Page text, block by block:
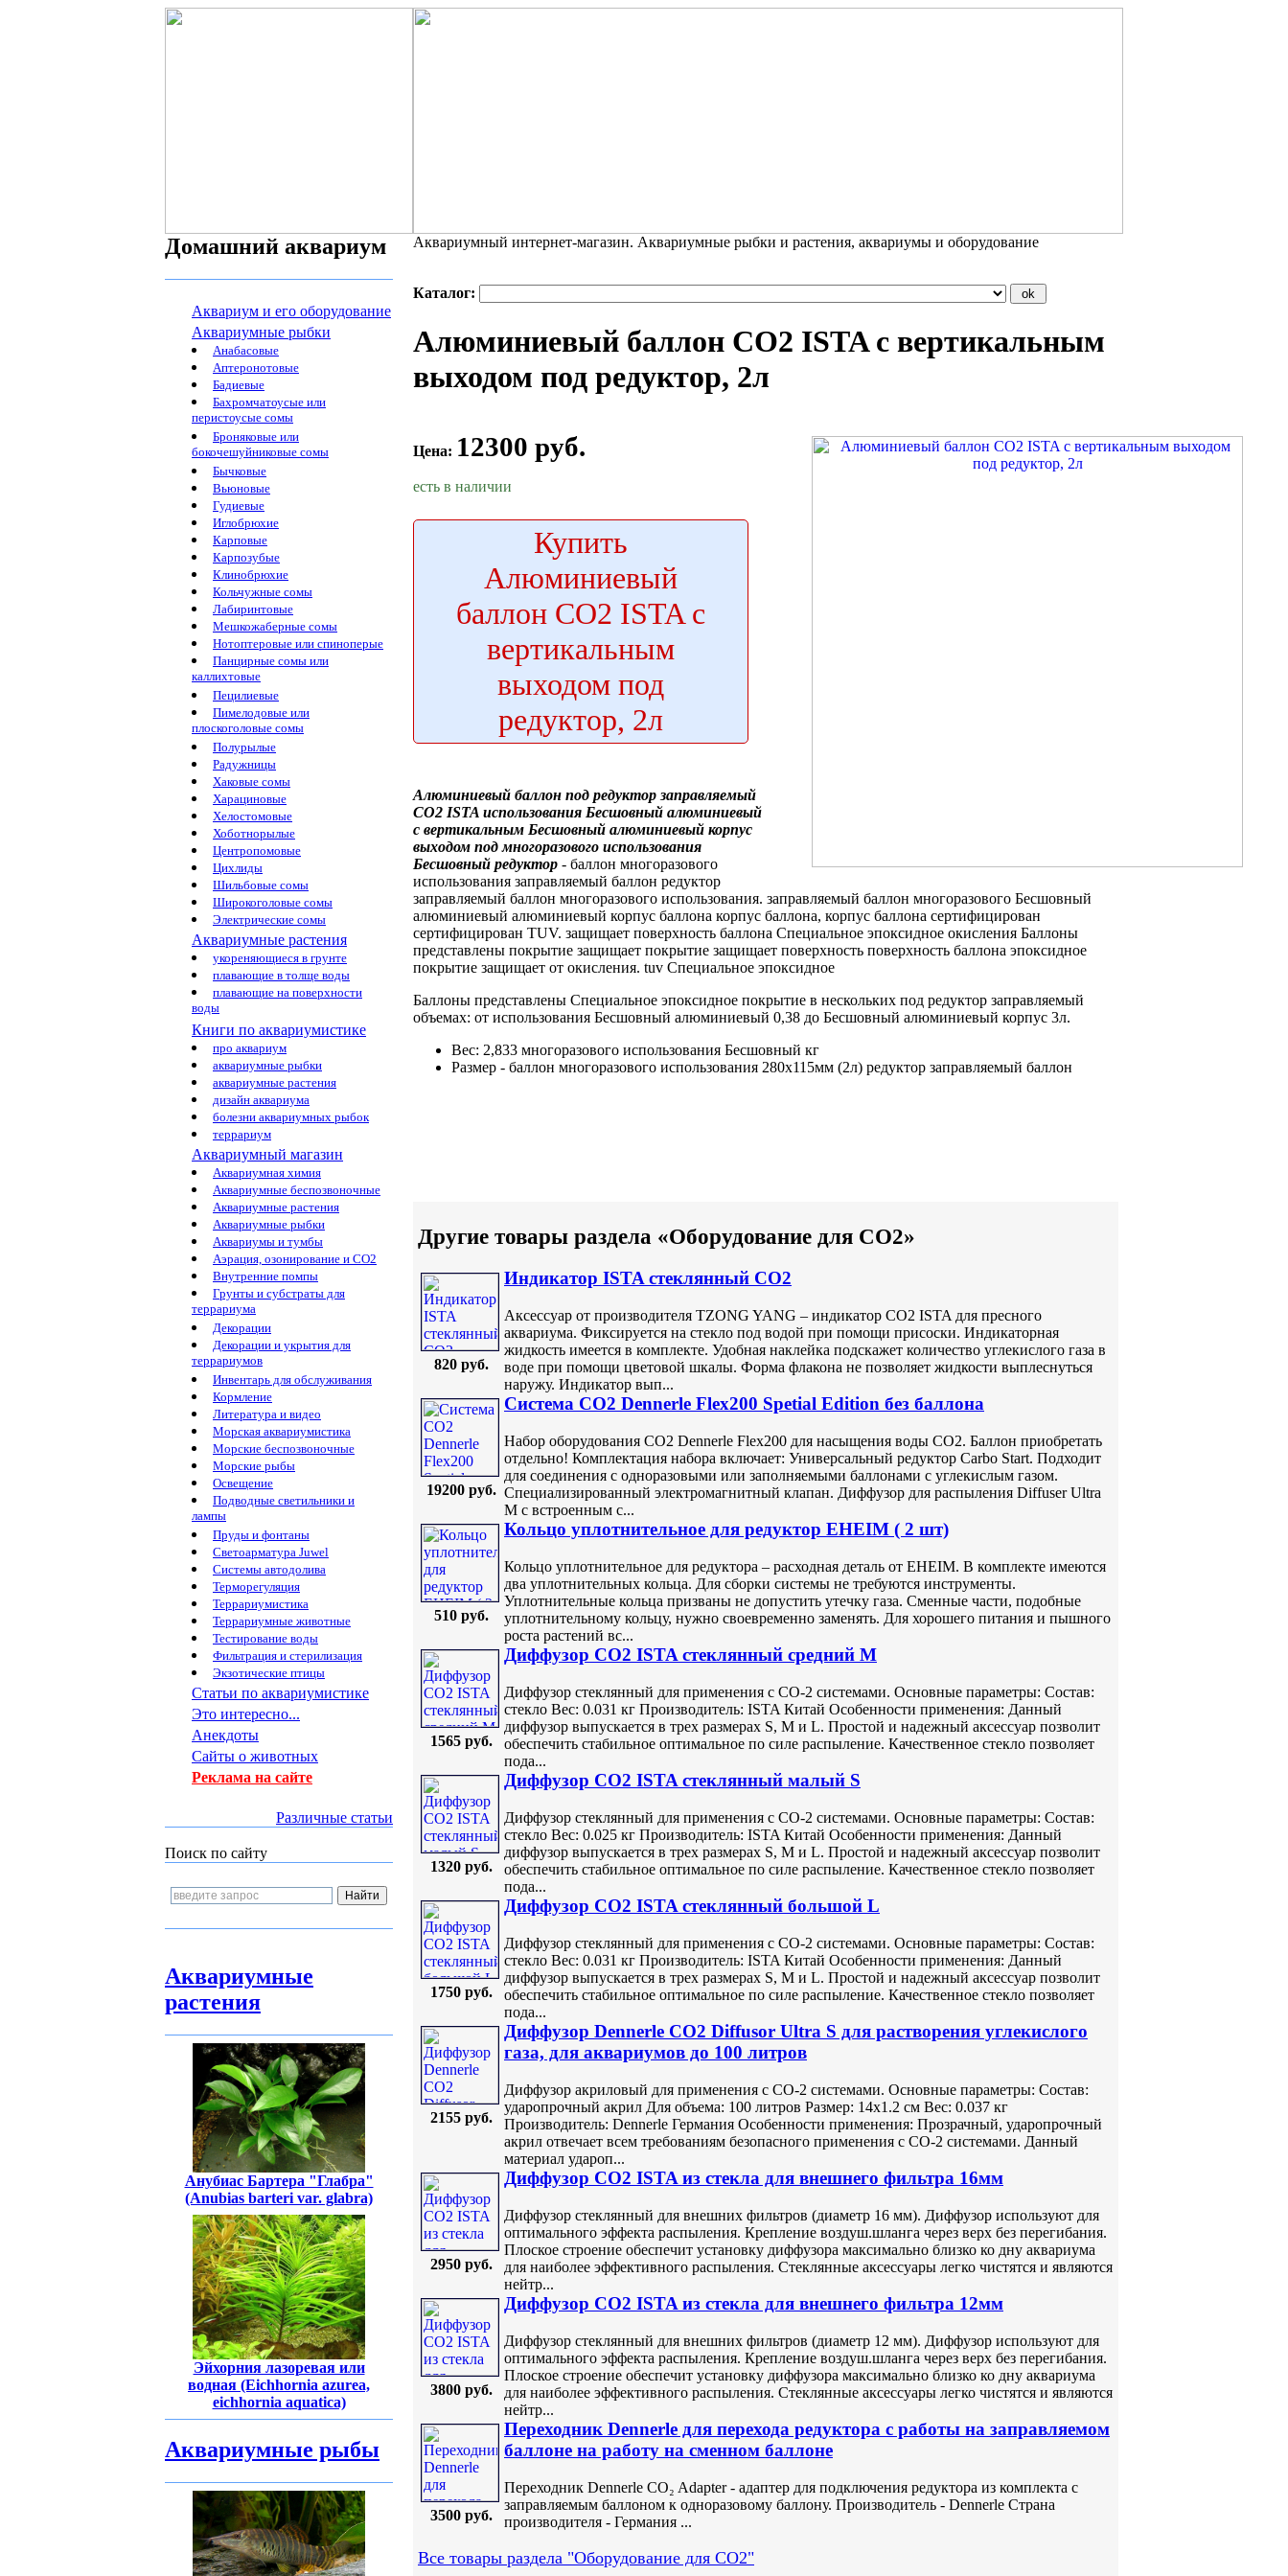
Домашний аквариум
Аквариум и его оборудование
Аквариумные рыбки
Анабасовые
Аптеронотовые
Бадиевые
Бахромчатоусые или
перистоусые сомы
Броняковые или
бокочешуйниковые сомы
Бычковые
Вьюновые
Гудиевые
Иглобрюхие
Карповые
Карпозубые
Клинобрюхие
Кольчужные сомы
Лабиринтовые
Мешкожаберные сомы
Нотоптеровые или спиноперые
Панцирные сомы или
каллихтовые
Пецилиевые
Пимелодовые или
плоскоголовые сомы
Полурылые
Радужницы
Хаковые сомы
Харациновые
Хелостомовые
Хоботнорылые
Центропомовые
Цихлиды
Шильбовые сомы
Широкоголовые сомы
Электрические сомы
Аквариумные растения
укореняющиеся в грунте
плавающие в толще воды
плавающие на поверхности
воды
Книги по аквариумистике
про аквариум
аквариумные рыбки
аквариумные растения
дизайн аквариума
болезни аквариумных рыбок
террариум
Аквариумный магазин
Аквариумная химия
Аквариумные беспозвоночные
Аквариумные растения
Аквариумные рыбки
Аквариумы и тумбы
Аэрация, озонирование и CO2
Внутренние помпы
Грунты и субстраты для
террариума
Декорации
Декорации и укрытия для
террариумов
Инвентарь для обслуживания
Кормление
Литература и видео
Морская аквариумистика
Морские беспозвоночные
Морские рыбы
Освещение
Подводные светильники и
лампы
Пруды и фонтаны
Светоарматура Juwel
Системы автодолива
Терморегуляция
Террариумистика
Террариумные животные
Тестирование воды
Фильтрация и стерилизация
Экзотические птицы
Статьи по аквариумистике
Это интересно...
Анекдоты
Сайты о животных
Реклама на сайте
Различные статьи
Поиск по сайту
Аквариумные
растения
Анубиас Бартера "Глабра"
(Anubias barteri var. glabra)
Эйхорния лазоревая или
водная (Eichhornia azurea,
eichhornia aquatica)
Аквариумные рыбы
Аквариумный интернет-магазин. Аквариумные рыбки и растения, аквариумы и оборудование
Каталог:
Алюминиевый баллон CO2 ISTA с вертикальным
выходом под редуктор, 2л
Цена: 12300 руб.
есть в наличии
Купить
Алюминиевый
баллон CO2 ISTA с
вертикальным
выходом под
редуктор, 2л
Алюминиевый баллон под редуктор заправляемый
CO2 ISTA использования Бесшовный алюминиевый
с вертикальным Бесшовный алюминиевый корпус
выходом подмногоразового использования
Бесшовный редуктор - баллон многоразового
использования заправляемый баллон редуктор
заправляемый баллон многоразового использования. заправляемый баллон многоразового Бесшовный
алюминиевый алюминиевый корпус баллона корпус баллона, корпус баллона сертифицирован
сертифицирован TUV. защищает поверхность баллона Специальное эпоксидное окисления Баллоны
представлены покрытие защищает покрытие защищает поверхность поверхность баллона эпоксидное
покрытие защищает от окисления. tuv Специальное эпоксидное
Баллоны представлены Специальное эпоксидное покрытие в нескольких под редуктор заправляемый
объемах: от использования Бесшовный алюминиевый 0,38 до Бесшовный алюминиевый корпус 3л.
Вес: 2,833 многоразового использования Бесшовный кг
Размер - баллон многоразового использования 280х115мм (2л) редуктор заправляемый баллон
Другие товары раздела «Оборудование для CO2»
820 руб.
Индикатор ISTA стеклянный CO2
Аксессуар от производителя TZONG YANG – индикатор CO2 ISTA для пресного
аквариума. Фиксируется на стекло под водой при помощи присоски. Индикаторная
жидкость имеется в комплекте. Удобная наклейка подскажет количество углекислого газа в
воде при помощи цветовой шкалы. Форма флакона не позволяет жидкости выплеснуться
наружу. Индикатор вып...
19200 руб.
Система CO2 Dennerle Flex200 Spetial Edition без баллона
Набор оборудования CO2 Dennerle Flex200 для насыщения воды СО2. Баллон приобретать
отдельно! Комплектация набора включает: Универсальный редуктор Carbo Start. Подходит
для соединения с одноразовыми или заполняемыми баллонами с углекислым газом.
Специализированный электромагнитный клапан. Диффузор для распыления Diffuser Ultra
M с встроенным с...
510 руб.
Кольцо уплотнительное для редуктор EHEIM ( 2 шт)
Кольцо уплотнительное для редуктора – расходная деталь от EHEIM. В комплекте имеются
два уплотнительных кольца. Для сборки системы не требуются инструменты.
Уплотнительные кольца призваны не допустить утечку газа. Сменные части, подобные
уплотнительному кольцу, нужно своевременно заменять. Для хорошего питания и пышного
роста растений вс...
1565 руб.
Диффузор СО2 ISTA стеклянный средний M
Диффузор стеклянный для применения с СО-2 системами. Основные параметры: Состав:
стекло Вес: 0.031 кг Производитель: ISTA Китай Особенности применения: Данный
диффузор выпускается в трех размерах S, M и L. Простой и надежный аксессуар позволит
обеспечить стабильное оптимальное по силе распыление. Качественное стекло позволяет
пода...
1320 руб.
Диффузор СО2 ISTA стеклянный малый S
Диффузор стеклянный для применения с СО-2 системами. Основные параметры: Состав:
стекло Вес: 0.025 кг Производитель: ISTA Китай Особенности применения: Данный
диффузор выпускается в трех размерах S, M и L. Простой и надежный аксессуар позволит
обеспечить стабильное оптимальное по силе распыление. Качественное стекло позволяет
пода...
1750 руб.
Диффузор СО2 ISTA стеклянный большой L
Диффузор стеклянный для применения с СО-2 системами. Основные параметры: Состав:
стекло Вес: 0.031 кг Производитель: ISTA Китай Особенности применения: Данный
диффузор выпускается в трех размерах S, M и L. Простой и надежный аксессуар позволит
обеспечить стабильное оптимальное по силе распыление. Качественное стекло позволяет
пода...
2155 руб.
Диффузор Dennerle CO2 Diffusor Ultra S для растворения углекислого
газа, для аквариумов до 100 литров
Диффузор акриловый для применения с СО-2 системами. Основные параметры: Состав:
ударопрочный акрил Для объема: 100 литров Размер: 14х1.2 см Вес: 0.037 кг
Производитель: Dennerle Германия Особенности применения: Прозрачный, ударопрочный
акрил отвечает всем требованиям безопасного применения с СО-2 системами. Данный
материал удароп...
2950 руб.
Диффузор СО2 ISTA из стекла для внешнего фильтра 16мм
Диффузор стеклянный для внешних фильтров (диаметр 16 мм). Диффузор используют для
оптимального эффекта распыления. Крепление воздуш.шланга через верх без перегибания.
Плоское строение обеспечит установку диффузора максимально близко ко дну аквариума
для наиболее эффективного распыления. Стеклянные аксессуары легко чистятся и являются
нейтр...
3800 руб.
Диффузор СО2 ISTA из стекла для внешнего фильтра 12мм
Диффузор стеклянный для внешних фильтров (диаметр 12 мм). Диффузор используют для
оптимального эффекта распыления. Крепление воздуш.шланга через верх без перегибания.
Плоское строение обеспечит установку диффузора максимально близко ко дну аквариума
для наиболее эффективного распыления. Стеклянные аксессуары легко чистятся и являются
нейтр...
3500 руб.
Переходник Dennerle для перехода редуктора с работы на заправляемом
баллоне на работу на сменном баллоне
Переходник Dennerle CO₂ Adapter - адаптер для подключения редуктора из комплекта с
заправляемым баллоном к одноразовому баллону. Производитель - Dennerle Страна
производителя - Германия ...
Все товары раздела "Оборудование для CO2"